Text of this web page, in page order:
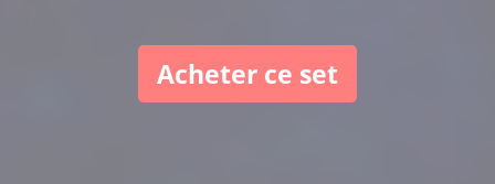
Acheter ce set